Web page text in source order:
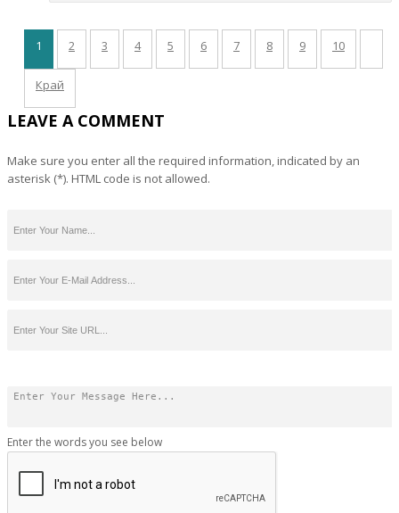
1 2 3 4 5 6 7 8 9 10
Край
LEAVE A COMMENT
Make sure you enter all the required information, indicated by an
asterisk (*). HTML code is not allowed.
Enter the words you see below